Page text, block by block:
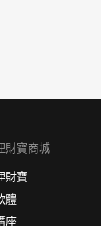
財寶商城
財寶
體
座